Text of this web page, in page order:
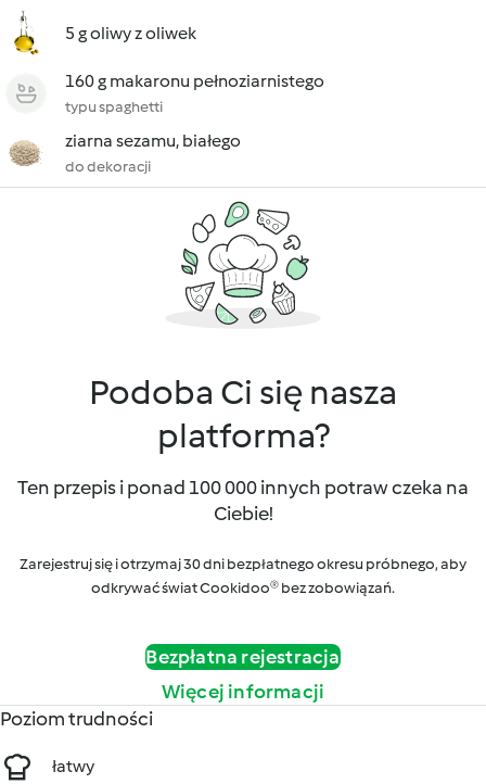
5 g oliwy z oliwek
160 g makaronu pełnoziarnistego
typu spaghetti
ziarna sezamu, białego
do dekoracji
Podoba Ci się nasza
platforma?
Ten przepis i ponad 100 000 innych potraw czeka na
Ciebie!
Zarejestruj się i otrzymaj 30 dni bezpłatnego okresu próbnego, aby
odkrywać świat Cookidoo® bez zobowiązań.
Bezpłatna rejestracja
Więcej informacji
Poziom trudności
łatwy